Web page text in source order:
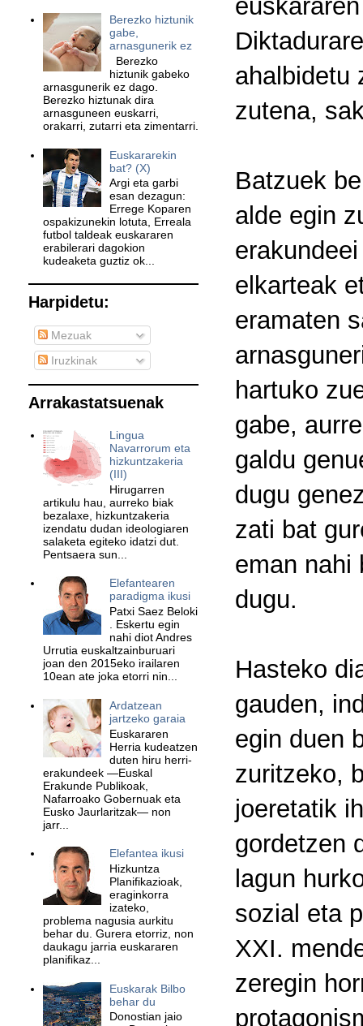
ahalbidetu
zutena,
Batzuek
alde egin
elkarteak
eramaten
hartuko
gabe,
galdu
dugu
zati bat
eman nahi
dugu.
Hasteko
gauden,
egin duen
zuritzeko,
joeretatik
gordetzen
lagun
sozial eta
XXI.
zeregin
Berezko hiztunik
gabe,
arnasgunerik ez
Berezko
hiztunik gabeko
arnasgunerik ez dago.
Berezko hiztunak dira
arnasguneen euskarri,
orakarri, zutarri eta zimentarri.
Euskararekin
bat? (X)
Argi eta garbi
esan dezagun:
Errege Koparen
ospakizunekin lotuta, Erreala
futbol taldeak euskararen
erabilerari dagokion
kudeaketa guztiz ok...
Harpidetu:
Mezuak
Iruzkinak
Arrakastatsuenak
Lingua
Navarrorum eta
hizkuntzakeria
(III)
Hirugarren
artikulu hau, aurreko biak
bezalaxe, hizkuntzakeria
izendatu dudan ideologiaren
salaketa egiteko idatzi dut.
Pentsaera sun...
Elefantearen
paradigma ikusi
Patxi Saez Beloki
. Eskertu egin
nahi diot Andres
Urrutia euskaltzainburuari
joan den 2015eko irailaren
10ean ate joka etorri nin...
Ardatzean
jartzeko garaia
Euskararen
Herria kudeatzen
duten hiru herri-
erakundeek —Euskal
Erakunde Publikoak,
Nafarroako Gobernuak eta
Eusko Jaurlaritzak— non
jarr...
Elefantea ikusi
Hizkuntza
Planifikazioak,
eraginkorra
izateko,
problema nagusia aurkitu
behar du. Gurera etorriz, non
daukagu jarria euskararen
planifikaz...
Euskarak Bilbo
behar du
Donostian jaio